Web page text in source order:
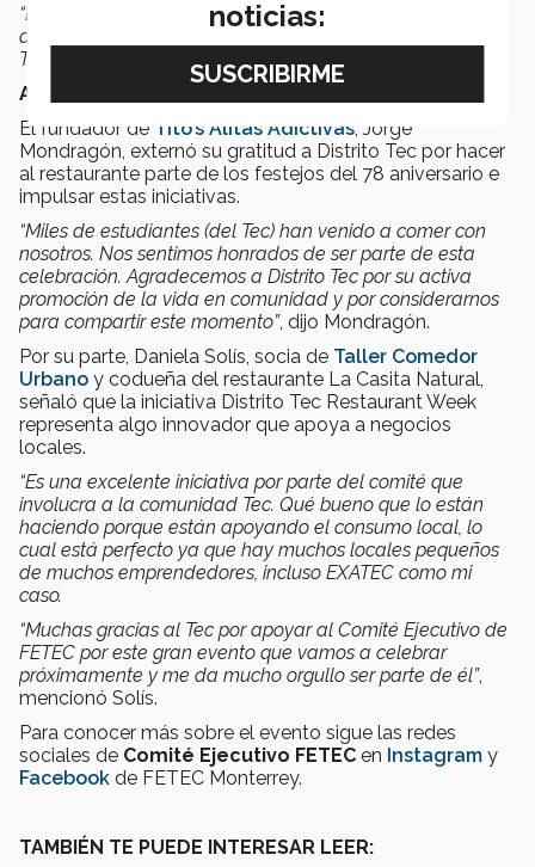
“Esperamos seguir creciendo para impactar y seguir
apoyando a todos los restaurantes que están en Distrito
Tec”,
comentó Chávez.
Agradecen apoyo
El fundador de Tito’s Alitas Adictivas, Jorge
Mondragón, externó su gratitud a Distrito Tec por hacer
al restaurante parte de los festejos del 78 aniversario e
impulsar estas iniciativas.
“Miles de estudiantes (del Tec) han venido a comer con
nosotros. Nos sentimos honrados de ser parte de esta
celebración. Agradecemos a Distrito Tec por su activa
promoción de la vida en comunidad y por considerarnos
para compartir este momento”, dijo Mondragón.
Por su parte, Daniela Solís, socia de Taller Comedor
Urbano y codueña del restaurante La Casita Natural,
señaló que la iniciativa Distrito Tec Restaurant Week
representa algo innovador que apoya a negocios
locales.
“Es una excelente iniciativa por parte del comité que
involucra a la comunidad Tec. Qué bueno que lo están
haciendo porque están apoyando el consumo local, lo
cual está perfecto ya que hay muchos locales pequeños
de muchos emprendedores, incluso EXATEC como mi
caso.
“Muchas gracias al Tec por apoyar al Comité Ejecutivo de
FETEC por este gran evento que vamos a celebrar
próximamente y me da mucho orgullo ser parte de él”,
mencionó Solís.
Para conocer más sobre el evento sigue las redes
sociales de Comité Ejecutivo FETEC en Instagram y
Facebook de FETEC Monterrey.
TAMBIÉN TE PUEDE INTERESAR LEER:
noticias: